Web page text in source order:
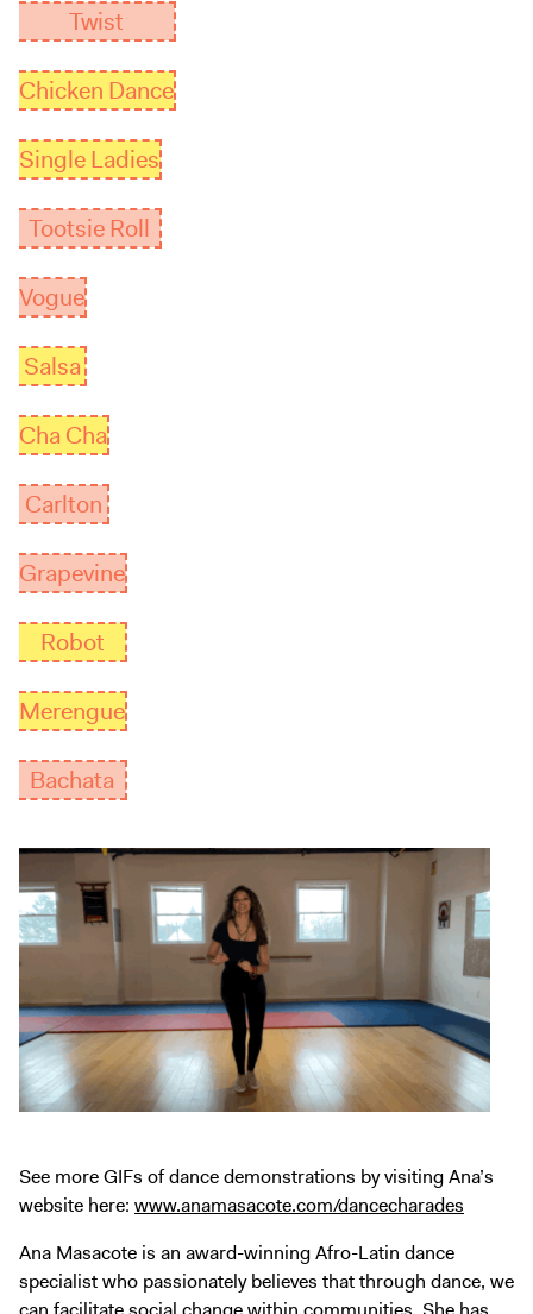
Twist
Chicken Dance
Single Ladies
Tootsie Roll
Vogue
Salsa
Cha Cha
Carlton
Grapevine
Robot
Merengue
Bachata
See more GIFs of dance demonstrations by visiting Ana’s
website here: www.anamasacote.com/dancecharades
Ana Masacote is an award-winning Afro-Latin dance
specialist who passionately believes that through dance, we